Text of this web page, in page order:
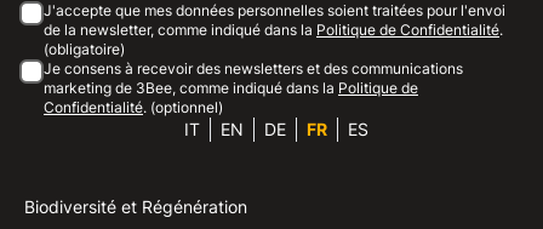
J'accepte que mes données personnelles soient traitées pour l'envoi
de la newsletter, comme indiqué dans la Politique de Confidentialité.
(obligatoire)
Je consens à recevoir des newsletters et des communications
marketing de 3Bee, comme indiqué dans la Politique de
Confidentialité. (optionnel)
IT EN DE FR ES
Biodiversité et Régénération